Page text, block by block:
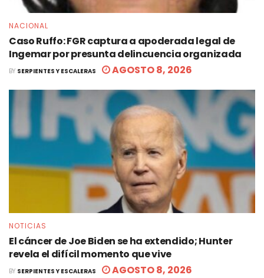
NACIONAL
Caso Ruffo: FGR captura a apoderada legal de
Ingemar por presunta delincuencia organizada
BY SERPIENTES Y ESCALERAS AGOSTO 8, 2026
NOTICIAS
El cáncer de Joe Biden se ha extendido; Hunter
revela el difícil momento que vive
BY SERPIENTES Y ESCALERAS AGOSTO 8, 2026